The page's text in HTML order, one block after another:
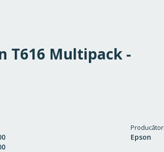
T616 Multipack -
Producător
Epson